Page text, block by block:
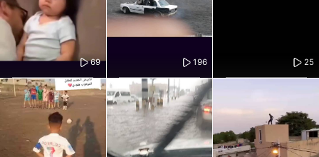
69 196 25